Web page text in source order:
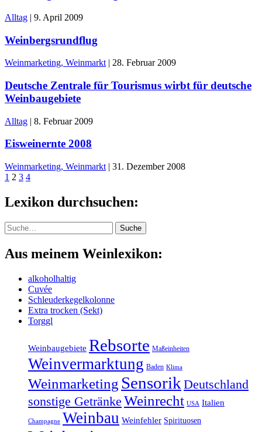
Alltag | 9. April 2009
Weinbergsrundflug
Weinmarketing, Weinmarkt | 28. Februar 2009
Deutsche Zentrale für Tourismus wirbt für deutsche
Weinbaugebiete
Alltag | 8. Februar 2009
Eisweinernte 2008
Weinmarketing, Weinmarkt | 31. Dezember 2008
1 2 3 4
Lexikon durchsuchen:
Suche Suche
Aus meinem Weinlexikon:
alkoholhaltig
Cuvée
Schleuderkegelkolonne
Extra trocken (Sekt)
Torggl
Weinbaugebiete Rebsorte Maßeinheiten
Weinvermarktung Baden Klima
Weinmarketing Sensorik Deutschland
sonstige Getränke Weinrecht USA Italien
Champagne Weinbau Weinfehler Spirituosen